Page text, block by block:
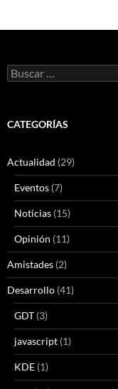
Buscar:
CATEGORÍAS
Actualidad (29)
Eventos (7)
Noticias (15)
Opinión (11)
Amistades (2)
Desarrollo (41)
GDT (3)
javascript (1)
KDE (1)